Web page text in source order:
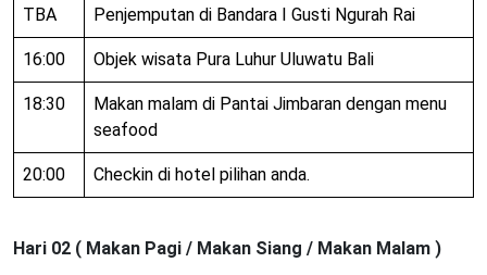
TBA Penjemputan di Bandara I Gusti Ngurah Rai
16:00 Objek wisata Pura Luhur Uluwatu Bali
18:30
Makan malam di Pantai Jimbaran dengan menu
seafood
20:00 Checkin di hotel pilihan anda.
Hari 02 ( Makan Pagi / Makan Siang / Makan Malam )